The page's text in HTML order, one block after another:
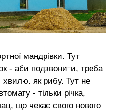
мандрівки. Тут
- аби подзвонити, треба
хвилю, як рибу. Тут не
- тільки річка,
що чекає свого нового